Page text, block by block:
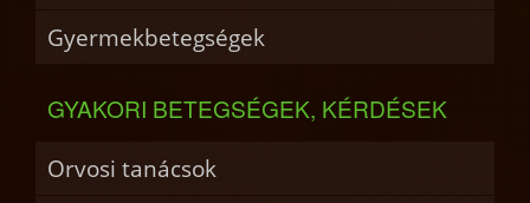
Gyermekbetegségek
GYAKORI BETEGSÉGEK, KÉRDÉSEK
Orvosi tanácsok